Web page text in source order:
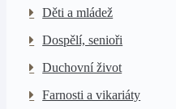
Děti a mládež
Dospělí, senioři
Duchovní život
Farnosti a vikariáty